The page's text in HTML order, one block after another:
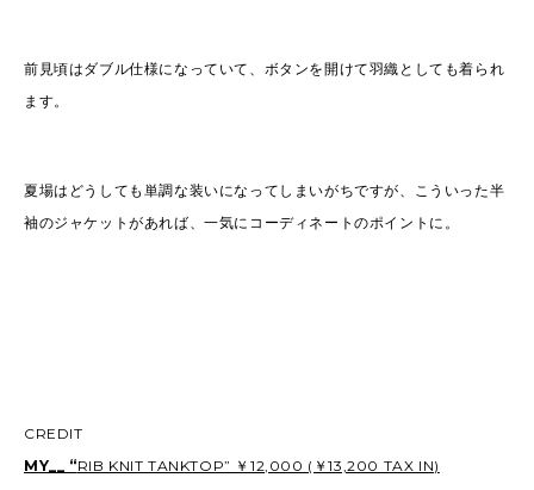
前見頃はダブル仕様になっていて、ボタンを開けて羽織としても着られ
ます。
夏場はどうしても単調な装いになってしまいがちですが、こういった半
袖のジャケットがあれば、一気にコーディネートのポイントに。
CREDIT
MY__ “RIB KNIT TANKTOP” ￥12,000 (￥13,200 TAX IN)